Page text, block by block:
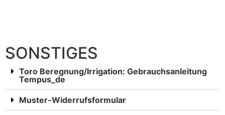
SONSTIGES
Toro Beregnung/Irrigation: Gebrauchsanleitung
Tempus_de
Muster-Widerrufsformular